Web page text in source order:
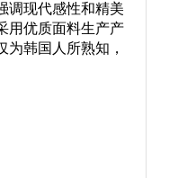
调现代感性和精美
用优质面料生产产
为韩国人所熟知，